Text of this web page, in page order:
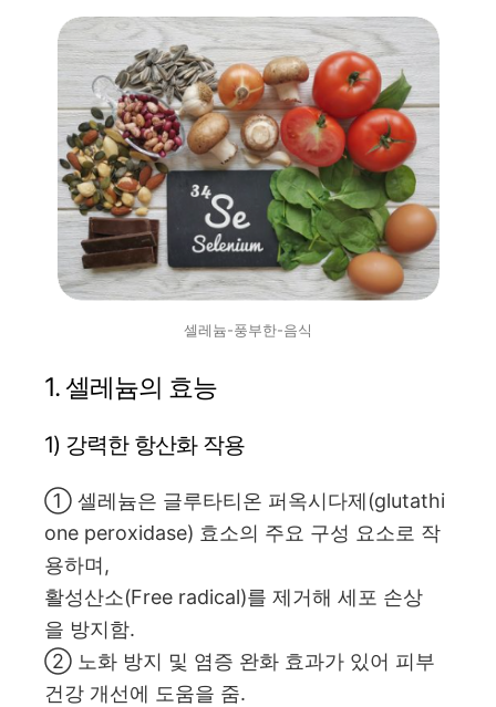
셀레늄-풍부한-음식
1. 셀레늄의 효능
1) 강력한 항산화 작용
① 셀레늄은 글루타티온 퍼옥시다제(glutathi
one peroxidase) 효소의 주요 구성 요소로 작
용하며,
활성산소(Free radical)를 제거해 세포 손상
을 방지함.
② 노화 방지 및 염증 완화 효과가 있어 피부
건강 개선에 도움을 줌.